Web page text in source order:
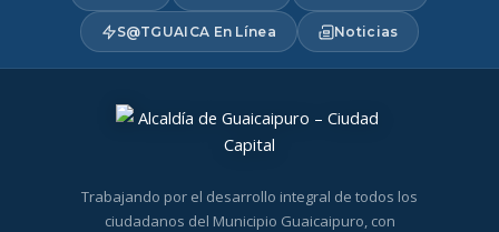
S@TGUAICA En Línea Noticias
Trabajando por el desarrollo integral de todos los
ciudadanos del Municipio Guaicaipuro, con